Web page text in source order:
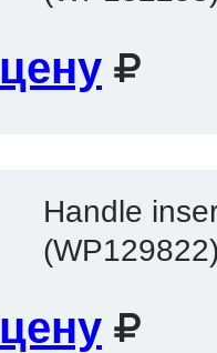
Handle